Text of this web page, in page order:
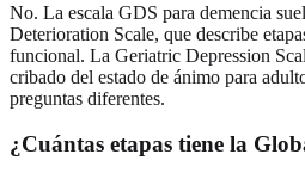
No. La escala GDS para demencia
Deterioration Scale, que describe
funcional. La Geriatric Depression
cribado del estado de ánimo para
preguntas diferentes.
¿Cuántas etapas tiene la